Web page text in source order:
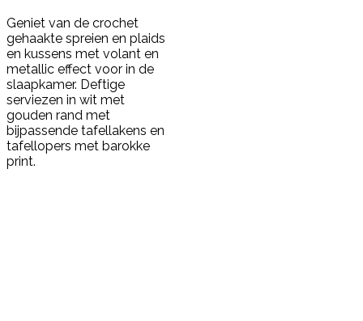
Geniet van de crochet
gehaakte spreien en plaids
en kussens met volant en
metallic effect voor in de
slaapkamer. Deftige
serviezen in wit met
gouden rand met
bijpassende tafellakens en
tafellopers met barokke
print.